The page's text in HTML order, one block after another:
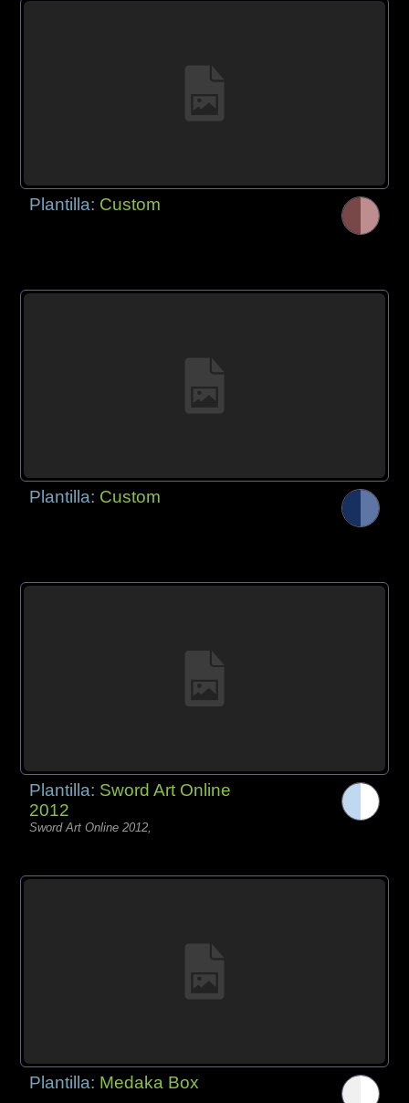
Plantilla: Custom
Plantilla: Custom
Plantilla: Sword Art Online
2012
Sword Art Online 2012,
Plantilla: Medaka Box